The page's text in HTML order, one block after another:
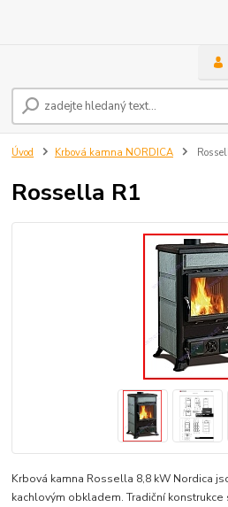
Úvod Krbová kamna NORDICA
Rossella R1
Krbová kamna Rossella 8,8 kW Nordica
kachlovým obkladem. Tradiční konstrukce